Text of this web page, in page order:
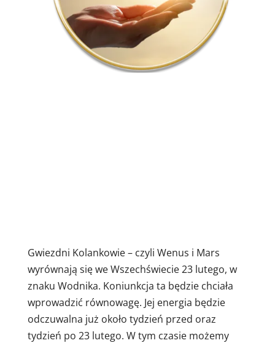
Gwiezdni Kolankowie – czyli Wenus i Mars
wyrównają się we Wszechświecie 23 lutego, w
znaku Wodnika. Koniunkcja ta będzie chciała
wprowadzić równowagę. Jej energia będzie
odczuwalna już około tydzień przed oraz
tydzień po 23 lutego. W tym czasie możemy